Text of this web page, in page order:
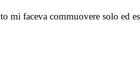
mi faceva commuovere solo ed